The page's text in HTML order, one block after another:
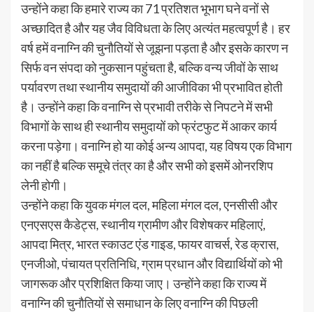
उन्होंने कहा कि हमारे राज्य का 71 प्रतिशत भूभाग घने वनों से
अच्छादित है और यह जैव विविधता के लिए अत्यंत महत्वपूर्ण है। हर
वर्ष हमें वनाग्नि की चुनौतियों से जूझना पड़ता है और इसके कारण न
सिर्फ वन संपदा को नुकसान पहुंचता है, बल्कि वन्य जीवों के साथ
पर्यावरण तथा स्थानीय समुदायों की आजीविका भी प्रभावित होती
है। उन्होंने कहा कि वनाग्नि से प्रभावी तरीके से निपटने में सभी
विभागों के साथ ही स्थानीय समुदायों को फ्रंटफुट में आकर कार्य
करना पड़ेगा। वनाग्नि हो या कोई अन्य आपदा, यह विषय एक विभाग
का नहीं है बल्कि समूचे तंत्र का है और सभी को इसमें ओनरशिप
लेनी होगी।
उन्होंने कहा कि युवक मंगल दल, महिला मंगल दल, एनसीसी और
एनएसएस कैडेट्स, स्थानीय ग्रामीण और विशेषकर महिलाएं,
आपदा मित्र, भारत स्काउट एंड गाइड, फायर वाचर्स, रेड क्रास,
एनजीओ, पंचायत प्रतिनिधि, ग्राम प्रधान और विद्यार्थियों को भी
जागरूक और प्रशिक्षित किया जाए। उन्होंने कहा कि राज्य में
वनाग्नि की चुनौतियों से समाधान के लिए वनाग्नि की पिछली